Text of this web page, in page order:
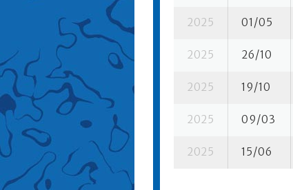
2025 01/05
2025 26/10
2025 19/10
2025 09/03
2025 15/06